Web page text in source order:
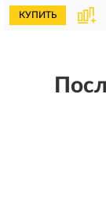
КУПИТЬ